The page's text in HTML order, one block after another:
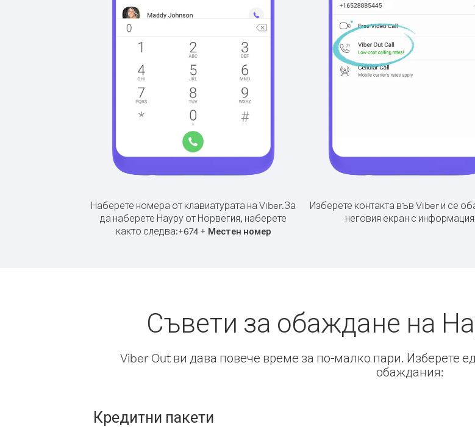
Наберете номера от клавиатурата на Viber.За
да наберете Науру от Норвегия, наберете
както следва:+674+ Местен номер
Изберете контакта във Viber и се
неговия екран с информация
Съвети за обаждане на
Viber Out ви дава повече време за по-малко пари. Изберете
обаждания:
Кредитни пакети